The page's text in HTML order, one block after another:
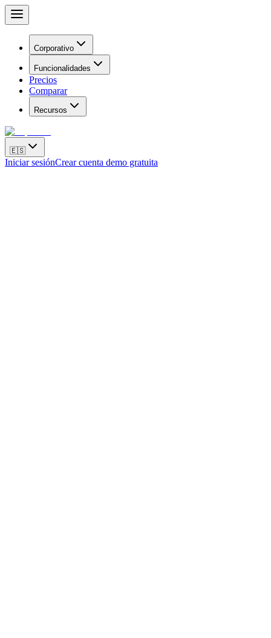
Corporativo
Funcionalidades
Precios
Comparar
Recursos
🇪🇸
Iniciar sesiónCrear cuenta demo gratuita